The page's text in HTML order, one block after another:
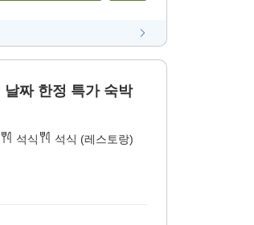
석식
석식 (레스토랑)